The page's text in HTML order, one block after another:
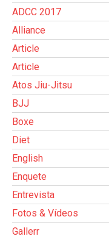
ADCC 2017
Alliance
Article
Article
Atos Jiu-Jitsu
BJJ
Boxe
Diet
English
Enquete
Entrevista
Fotos & Vídeos
Gallerr